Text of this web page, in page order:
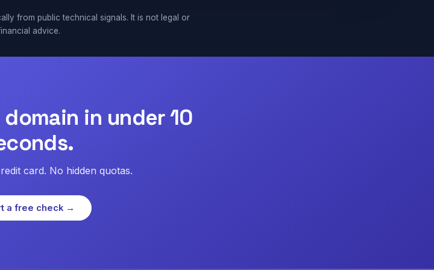
from public technical signals. It is not legal or
advice.
in under 10
card. No hidden quotas.
a free check →